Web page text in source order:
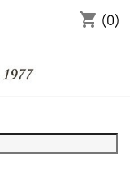
shopping_cart (0)